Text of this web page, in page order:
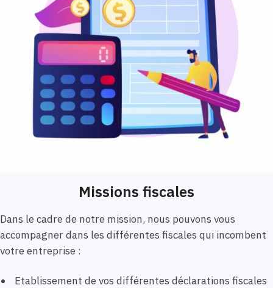
Missions fiscales
Dans le cadre de notre mission, nous pouvons vous
accompagner dans les différentes fiscales qui incombent
votre entreprise :
Etablissement de vos différentes déclarations fiscales